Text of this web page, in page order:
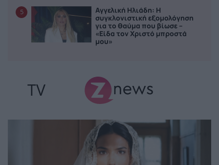
5
Αγγελική Ηλιάδη: Η
συγκλονιστική εξομολόγηση
για το θαύμα που βίωσε –
«Είδα τον Χριστό μπροστά
μου»
TV